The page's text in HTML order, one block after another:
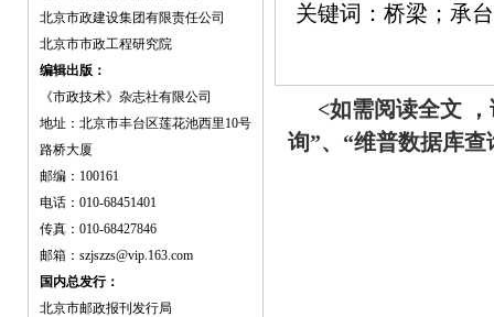
北京市政建设集团有限责任公司
北京市市政工程研究院
编辑出版：
《市政技术》杂志社有限公司
地址：北京市丰台区莲花池西里10号
路桥大厦
邮编：100161
电话：010-68451401
传真：010-68427846
邮箱：szjszzs@vip.163.com
国内总发行：
北京市邮政报刊发行局
关键词：桥梁；承
<如需阅读全文
询”、“维普数据库